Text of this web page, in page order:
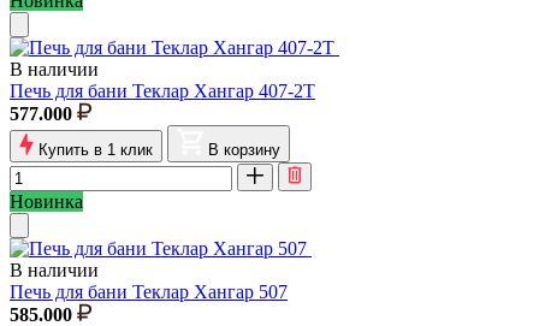
В наличии
Печь для бани Теклар Хангар 407-2Т
577.000
Купить в 1 клик В корзину
Новинка
В наличии
Печь для бани Теклар Хангар 507
585.000